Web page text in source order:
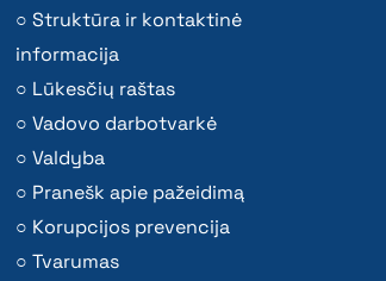
Struktūra ir kontaktinė
informacija
Lūkesčių raštas
Vadovo darbotvarkė
Valdyba
Pranešk apie pažeidimą
Korupcijos prevencija
Tvarumas